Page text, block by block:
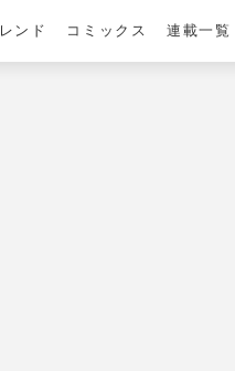
ンド コミックス 連載一覧